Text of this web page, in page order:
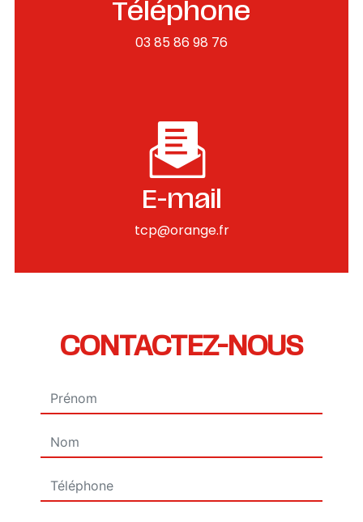
Téléphone
03 85 86 98 76
E-mail
tcp@orange.fr
CONTACTEZ-NOUS